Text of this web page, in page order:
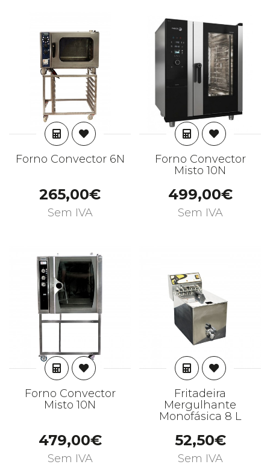
ADICIONAR
Forno Convector 6N
265,00€
Sem IVA
ADICIONAR
Forno Convector
Misto 10N
499,00€
Sem IVA
ADICIONAR
Forno Convector
Misto 10N
479,00€
Sem IVA
ADICIONAR
Fritadeira
Mergulhante
Monofásica 8 L
52,50€
Sem IVA